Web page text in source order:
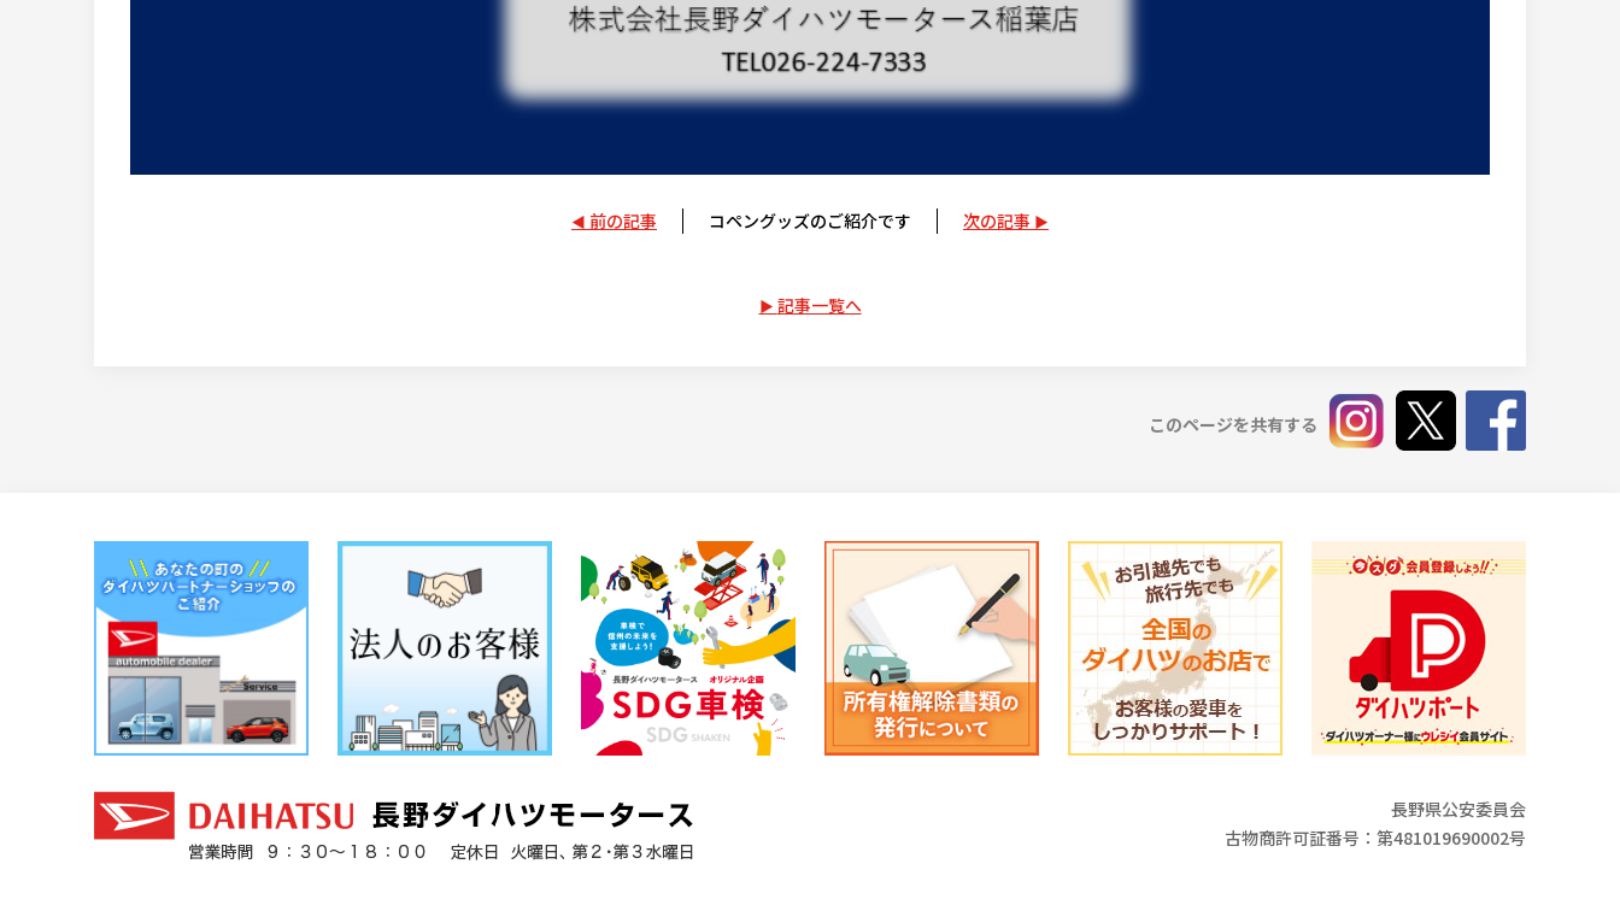
前の記事 コペングッズのご紹介です 次の記事
記事一覧へ
このページを共有する
長野県公安委員会
古物商許可証番号：第481019690002号